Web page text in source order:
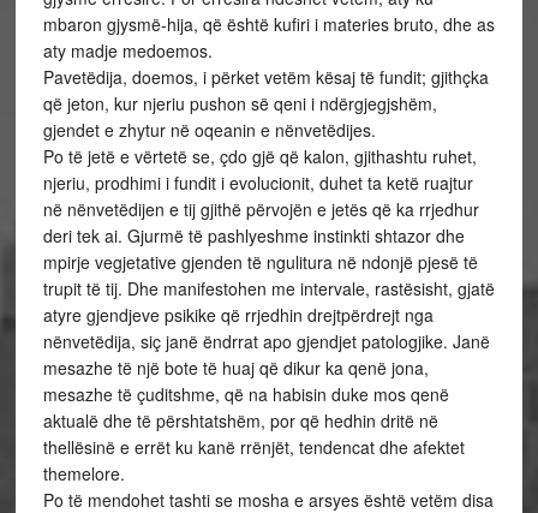
mbaron gjysmë-hija, që është kufiri i materies bruto, dhe as
aty madje medoemos.
Pavetëdija, doemos, i përket vetëm kësaj të fundit; gjithçka
që jeton, kur njeriu pushon së qeni i ndërgjegjshëm,
gjendet e zhytur në oqeanin e nënvetëdijes.
Po të jetë e vërtetë se, çdo gjë që kalon, gjithashtu ruhet,
njeriu, prodhimi i fundit i evolucionit, duhet ta ketë ruajtur
në nënvetëdijen e tij gjithë përvojën e jetës që ka rrjedhur
deri tek ai. Gjurmë të pashlyeshme instinkti shtazor dhe
mpirje vegjetative gjenden të ngulitura në ndonjë pjesë të
trupit të tij. Dhe manifestohen me intervale, rastësisht, gjatë
atyre gjendjeve psikike që rrjedhin drejtpërdrejt nga
nënvetëdija, siç janë ëndrrat apo gjendjet patologjike. Janë
mesazhe të një bote të huaj që dikur ka qenë jona,
mesazhe të çuditshme, që na habisin duke mos qenë
aktualë dhe të përshtatshëm, por që hedhin dritë në
thellësinë e errët ku kanë rrënjët, tendencat dhe afektet
themelore.
Po të mendohet tashti se mosha e arsyes është vetëm disa